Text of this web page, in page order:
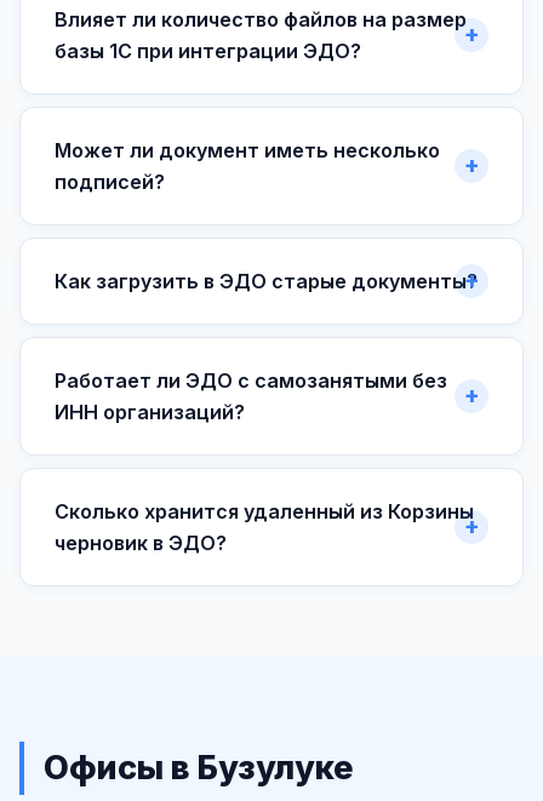
Влияет ли количество файлов на размер
базы 1С при интеграции ЭДО?
Может ли документ иметь несколько
подписей?
Как загрузить в ЭДО старые документы?
Работает ли ЭДО с самозанятыми без
ИНН организаций?
Сколько хранится удаленный из Корзины
черновик в ЭДО?
Офисы в Бузулуке